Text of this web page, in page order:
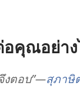
คุณอย่าง
งตอบ”—สุภาษิ